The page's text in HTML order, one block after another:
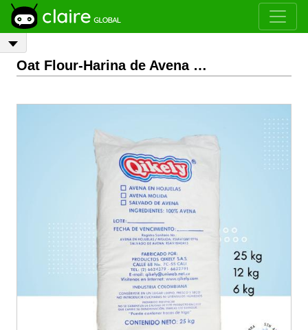
Oat Flour-Harina de AvenaASK PRICE